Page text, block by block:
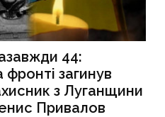
44:
фронті загинув
з Луганщини
Привалов